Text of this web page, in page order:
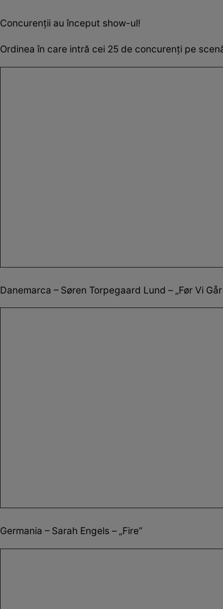
Concurenții au început show-ul!
Ordinea în care intră cei 25 de concurenți pe
Danemarca – Søren Torpegaard Lund – „Før Vi Går
Germania – Sarah Engels – „Fire”